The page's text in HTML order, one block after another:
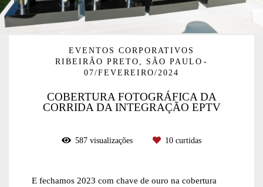
EVENTOS CORPORATIVOS
RIBEIRÃO PRETO, SÃO PAULO
07/FEVEREIRO/2024
COBERTURA FOTOGRÁFICA DA
CORRIDA DA INTEGRAÇÃO EPTV
587 visualizações 10 curtidas
E fechamos 2023 com chave de ouro na cobertura